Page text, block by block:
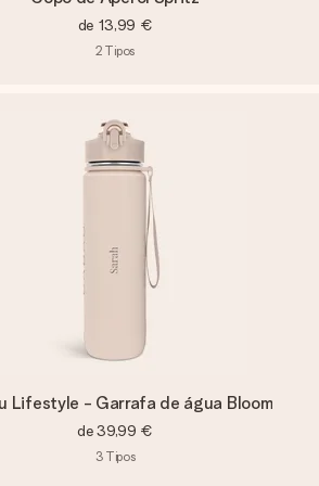
de 13,99 €
2 Tipos
Lifestyle - Garrafa de água Bloom
de 39,99 €
3 Tipos